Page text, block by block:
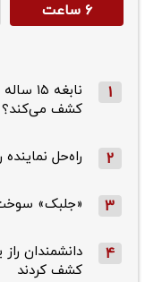
۶ ساعت
1
نابغه
کشف می‌کند؟
2 راه‌حل
3 «جلبک»
4
دانشمندان
کشف کردند